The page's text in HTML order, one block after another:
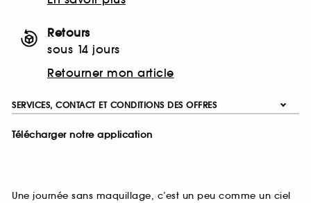
Retours
sous 14 jours
Retourner mon article
SERVICES, CONTACT ET CONDITIONS DES OFFRES
Télécharger notre application
Une journée sans maquillage, c’est un peu comme un ciel